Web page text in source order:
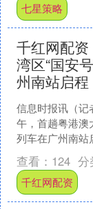
七星策略
千红网配
湾区“国安
州南站启程
信息时报讯（记
午，首趟粤港澳
列车在广州南站
市国家安全局冠
全课堂”为载体....
查看： 124 分
千红网配资